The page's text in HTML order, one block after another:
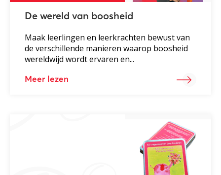
De wereld van boosheid
Maak leerlingen en leerkrachten bewust van
de verschillende manieren waarop boosheid
wereldwijd wordt ervaren en...
Meer lezen